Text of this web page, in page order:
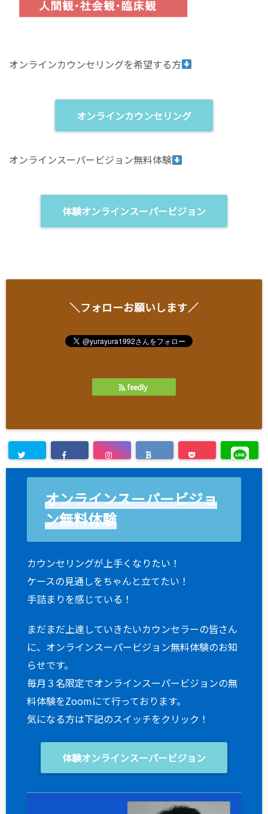
オンラインカウンセリングを希望する方
オンラインカウンセリング
オンラインスーパービジョン無料体験
体験オンラインスーパービジョン
＼フォローお願いします／
feedly
オンラインスーパービジョ
ン無料体験
カウンセリングが上手くなりたい！
ケースの見通しをちゃんと立てたい！
手詰まりを感じている！
まだまだ上達していきたいカウンセラーの皆さん
に、オンラインスーパービジョン無料体験のお知
らせです。
毎月３名限定でオンラインスーパービジョンの無
料体験をZoomにて行っております。
気になる方は下記のスイッチをクリック！
体験オンラインスーパービジョン